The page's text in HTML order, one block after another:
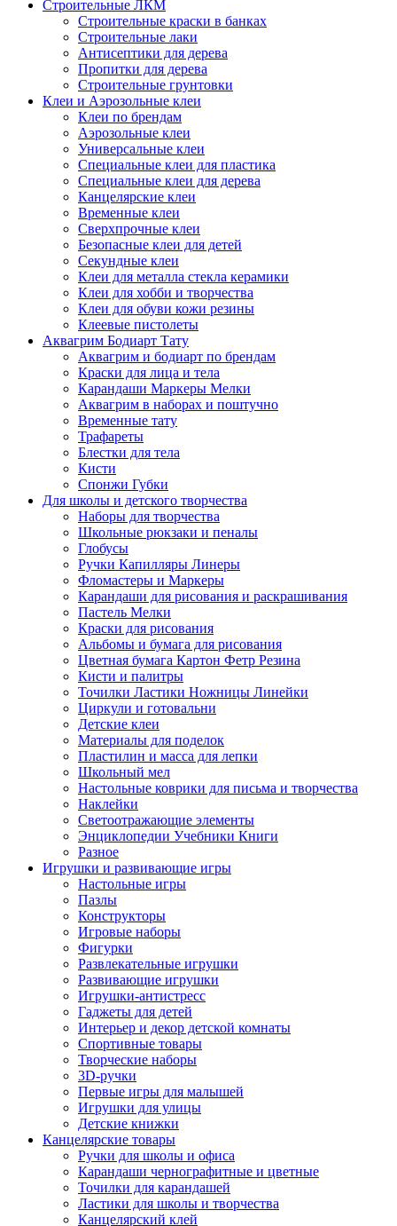
Строительные ЛКМ
Строительные краски в банках
Строительные лаки
Антисептики для дерева
Пропитки для дерева
Строительные грунтовки
Клеи и Аэрозольные клеи
Клеи по брендам
Аэрозольные клеи
Универсальные клеи
Специальные клеи для пластика
Специальные клеи для дерева
Канцелярские клеи
Временные клеи
Сверхпрочные клеи
Безопасные клеи для детей
Секундные клеи
Клеи для металла стекла керамики
Клеи для хобби и творчества
Клеи для обуви кожи резины
Клеевые пистолеты
Аквагрим Бодиарт Тату
Аквагрим и бодиарт по брендам
Краски для лица и тела
Карандаши Маркеры Мелки
Аквагрим в наборах и поштучно
Временные тату
Трафареты
Блестки для тела
Кисти
Спонжи Губки
Для школы и детского творчества
Наборы для творчества
Школьные рюкзаки и пеналы
Глобусы
Ручки Капилляры Линеры
Фломастеры и Маркеры
Карандаши для рисования и раскрашивания
Пастель Мелки
Краски для рисования
Альбомы и бумага для рисования
Цветная бумага Картон Фетр Резина
Кисти и палитры
Точилки Ластики Ножницы Линейки
Циркули и готовальни
Детские клеи
Материалы для поделок
Пластилин и масса для лепки
Школьный мел
Настольные коврики для письма и творчества
Наклейки
Светоотражающие элементы
Энциклопедии Учебники Книги
Разное
Игрушки и развивающие игры
Настольные игры
Пазлы
Конструкторы
Игровые наборы
Фигурки
Развлекательные игрушки
Развивающие игрушки
Игрушки-антистресс
Гаджеты для детей
Интерьер и декор детской комнаты
Спортивные товары
Творческие наборы
3D-ручки
Первые игры для малышей
Игрушки для улицы
Детские книжки
Канцелярские товары
Ручки для школы и офиса
Карандаши чернографитные и цветные
Точилки для карандашей
Ластики для школы и творчества
Канцелярский клей